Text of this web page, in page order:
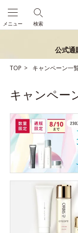
検索
メニュー
公式通
TOP キャンペーン一
キャンペー